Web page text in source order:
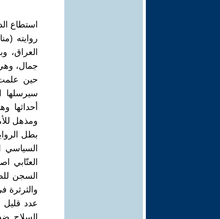
روايته
جمال، وهي
حين علمت
سيرسلها
أحداثها
ومذهل
بطل
العتّابي
السجن
عدد قليل
السلاح